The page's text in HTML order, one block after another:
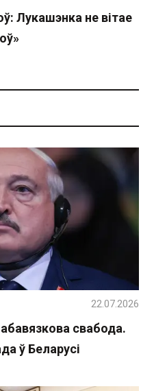
Лукашэнка не вітае
свабода.
ў Беларусі
22.07.2026